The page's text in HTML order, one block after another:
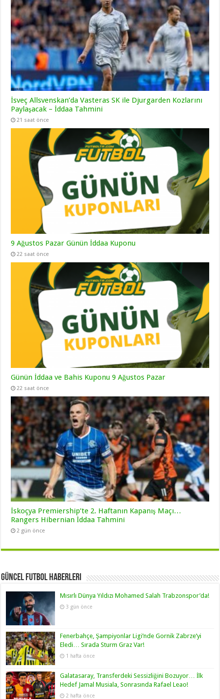
İsveç Allsvenskan’da Vasteras SK ile Djurgarden Kozlarını
Paylaşacak – İddaa Tahmini
21 saat önce
9 Ağustos Pazar Günün İddaa Kuponu
22 saat önce
Günün İddaa ve Bahis Kuponu 9 Ağustos Pazar
22 saat önce
İskoçya Premiership’te 2. Haftanın Kapanış Maçı…
Rangers Hibernian İddaa Tahmini
2 gün önce
Güncel Futbol Haberleri
Mısırlı Dünya Yıldızı Mohamed Salah Trabzonspor’da!
3 gün önce
Fenerbahçe, Şampiyonlar Ligi’nde Gornik Zabrze’yi
Eledi… Sırada Sturm Graz Var!
1 hafta önce
Galatasaray, Transferdeki Sessizliğini Bozuyor… İlk
Hedef Jamal Musiala, Sonrasında Rafael Leao!
2 hafta önce